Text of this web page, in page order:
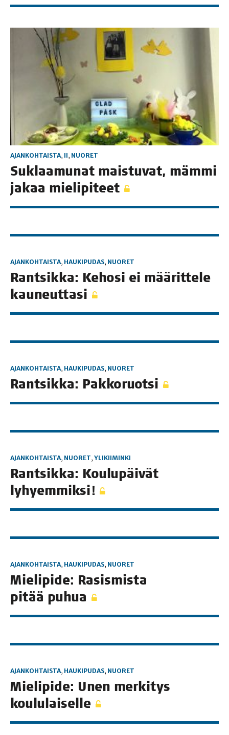
AJANKOHTAISTA, II, NUORET
Suklaa­mu­nat mais­tu­vat, mäm­mi
jakaa mielipiteet
AJANKOHTAISTA, HAUKIPUDAS, NUORET
Rant­sik­ka: Keho­si ei mää­rit­te­le
kauneuttasi
AJANKOHTAISTA, HAUKIPUDAS, NUORET
Rant­sik­ka: Pakkoruotsi
AJANKOHTAISTA, NUORET, YLIKIIMINKI
Rant­sik­ka: Kou­lu­päi­vät
lyhyemmiksi!
AJANKOHTAISTA, HAUKIPUDAS, NUORET
Mie­li­pi­de: Rasis­mis­ta
pitää puhua
AJANKOHTAISTA, HAUKIPUDAS, NUORET
Mie­li­pi­de: Unen mer­ki­tys
koululaiselle